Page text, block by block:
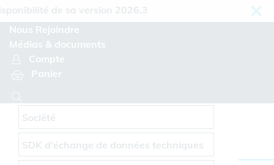
de sa version 2026.3
Nous Rejoindre
Médias & documents
Compte
Panier
Société
SDK d'échange de données techniques
Panneau de gestion des cookies